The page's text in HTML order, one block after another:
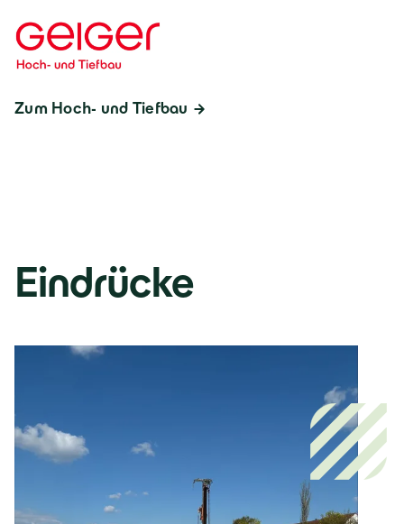
Zum Hoch- und Tiefbau
Eindrücke